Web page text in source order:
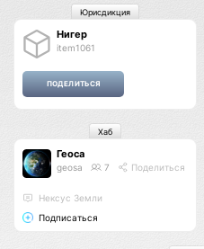
Нигер
item1061
Юрисдикция
Геоса
geosa 7 Поделиться
Нексус Земли
Подписаться
Хаб